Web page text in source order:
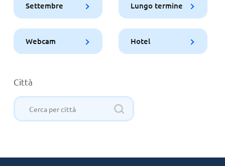
Settembre Lungo termine
Webcam Hotel
Città